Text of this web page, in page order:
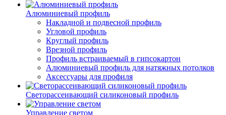
Алюминиевый профиль
Накладной и подвесной профиль
Угловой профиль
Круглый профиль
Врезной профиль
Профиль встраиваемый в гипсокартон
Алюминиевый профиль для натяжных потолков
Аксессуары для профиля
Светорассеивающий силиконовый профиль
Управление светом